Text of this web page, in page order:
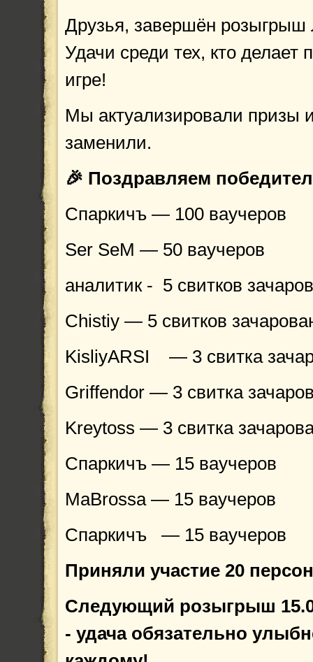
Друзья, завершён розыгрыш
Удачи среди тех, кто делает
игре!
Мы актуализировали призы
заменили.
🎉 Поздравляем
Спаркичъ — 100 ваучеров
Ser SeM — 50 ваучеров
аналитик - 5 свитков
Chistiy — 5 свитков
KisliyARSI
— 3 свитка
Griffendor — 3 свитка
Kreytoss — 3 свитка
Спаркичъ — 15 ваучеров
MaBrossa — 15 ваучеров
Спаркичъ — 15 ваучеров
Приняли участие 20
Следующий розыгрыш
- удача обязательно